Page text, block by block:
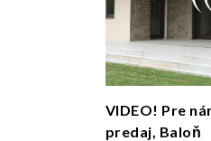
VIDEO! Pre
predaj, Baloň